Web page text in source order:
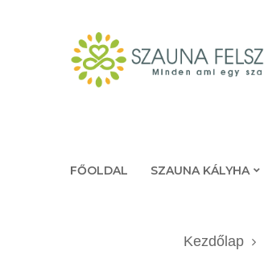
FŐOLDAL SZAUNA KÁLYHA
Kezdőlap